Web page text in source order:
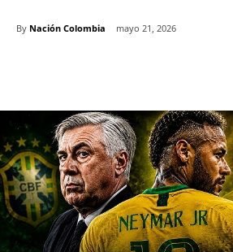
By Nación Colombia mayo 21, 2026